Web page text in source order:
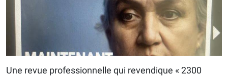
Une revue professionnelle qui revendique « 2300